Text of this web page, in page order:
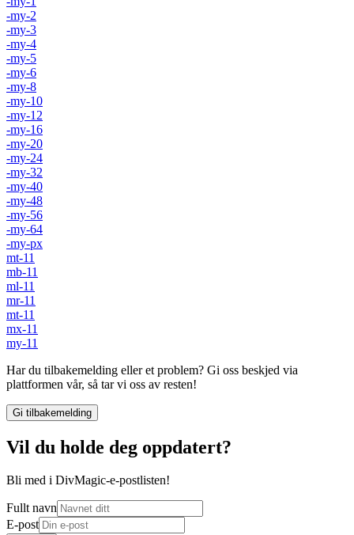
-my-2
-my-3
-my-4
-my-5
-my-6
-my-8
-my-10
-my-12
-my-16
-my-20
-my-24
-my-32
-my-40
-my-48
-my-56
-my-64
-my-px
mt-11
mb-11
ml-11
mr-11
mt-11
mx-11
my-11
Har du tilbakemelding eller et problem? Gi oss beskjed via
plattformen vår, så tar vi oss av resten!
Gi tilbakemelding
Vil du holde deg oppdatert?
Bli med i DivMagic-e-postlisten!
Fullt navn
E-post